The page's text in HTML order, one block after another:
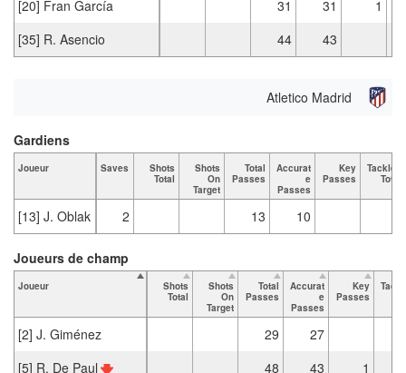
[20] Fran García
31 31
1
[35] R. Asencio
44 43
Atletico Madrid
Joueur Saves
Shots
Total
Shots
On
Target
Total
Passes
Accurat
e
Passes
Key
Passes
Tackles
Total
[13] J. Oblak 2 13 10
Gardiens
Joueur
Shots
Total
Shots
On
Target
Total
Passes
Accurat
e
Passes
Key
Passes
[2] J. Giménez 29
27
[5] R. De Paul
48 43 1
Joueurs de champ